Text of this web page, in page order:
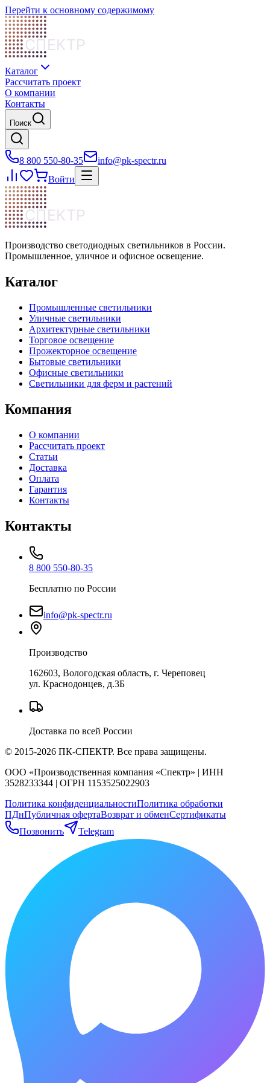
Перейти к основному содержимому
СПЕКТР
Каталог
Рассчитать проект
О компании
Контакты
Поиск
8 800 550-80-35
info@pk-spectr.ru
Войти
СПЕКТР
Производство светодиодных светильников в России.
Промышленное, уличное и офисное освещение.
Каталог
Промышленные светильники
Уличные светильники
Архитектурные светильники
Торговое освещение
Прожекторное освещение
Бытовые светильники
Офисные светильники
Светильники для ферм и растений
Компания
О компании
Рассчитать проект
Статьи
Доставка
Оплата
Гарантия
Контакты
Контакты
8 800 550-80-35
Бесплатно по России
info@pk-spectr.ru
Производство
162603, Вологодская область, г. Череповец
ул. Краснодонцев, д.3Б
Доставка по всей России
© 2015-2026 ПК-СПЕКТР. Все права защищены.
ООО «Производственная компания «Спектр» | ИНН
3528233344 | ОГРН 1153525022903
Политика конфиденциальностиПолитика обработки
ПДнПубличная офертаВозврат и обменСертификаты
Позвонить
Telegram